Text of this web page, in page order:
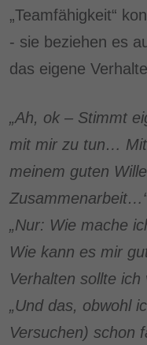
„Teamfähigkeit“
- sie beziehen es
das eigene
„Ah, ok – Stimmt
mit mir zu tun…
meinem guten
„Nur: Wie mache
Wie kann es mir
Verhalten sollte ich
„Und das, obwohl
Versuchen) schon